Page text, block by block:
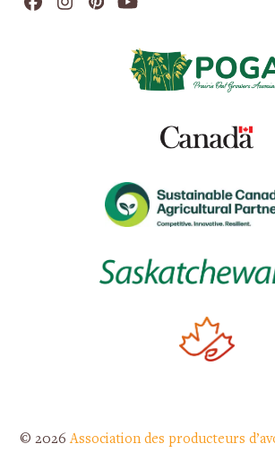
Facebook
Instagram
PinterestYouTube
© 2026Association des producteurs